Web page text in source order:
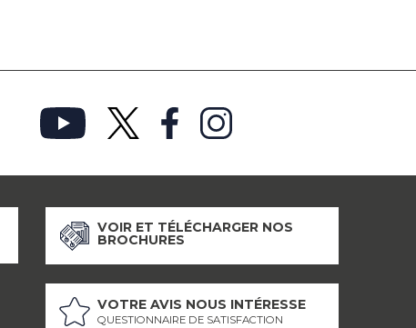
VOIR ET TÉLÉCHARGER NOS
BROCHURES
VOTRE AVIS NOUS INTÉRESSE
QUESTIONNAIRE DE SATISFACTION